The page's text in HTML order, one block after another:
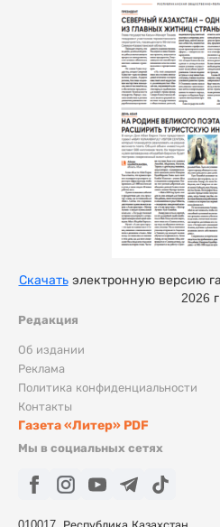
Редакция
Об издании
Реклама
Политика конфиденциальности
Контакты
Газета «Литер» PDF
Мы в социальных сетях
Скачатьэлектронную версию
2026 г.